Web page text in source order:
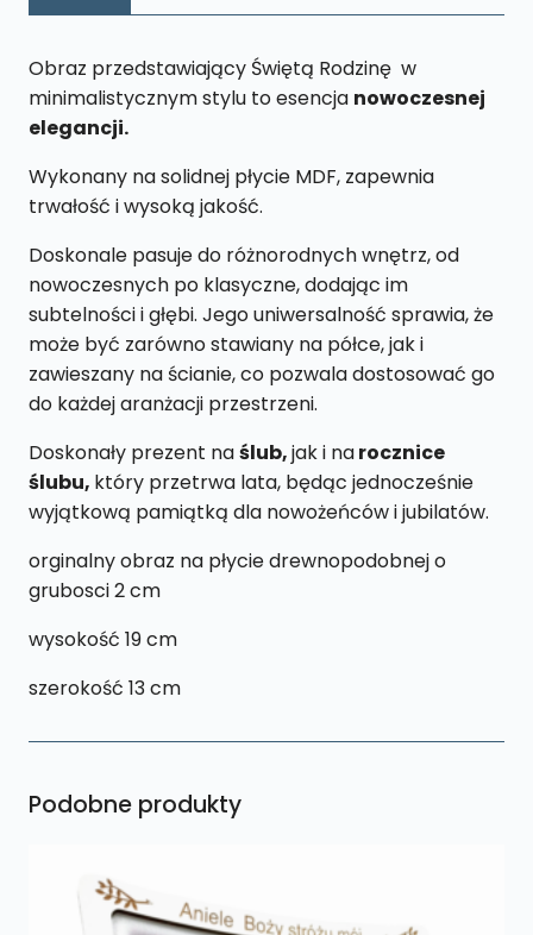
19
cm
Obraz przedstawiający Świętą Rodzinę w
minimalistycznym stylu to esencja nowoczesnej
elegancji.
Wykonany na solidnej płycie MDF, zapewnia
trwałość i wysoką jakość.
Doskonale pasuje do różnorodnych wnętrz, od
nowoczesnych po klasyczne, dodając im
subtelności i głębi. Jego uniwersalność sprawia, że
może być zarówno stawiany na półce, jak i
zawieszany na ścianie, co pozwala dostosować go
do każdej aranżacji przestrzeni.
Doskonały prezent naślub,jak i narocznice
ślubu, który przetrwa lata, będąc jednocześnie
wyjątkową pamiątką dla nowożeńców i jubilatów.
orginalny obraz na płycie drewnopodobnej o
grubosci 2 cm
wysokość 19 cm
szerokość 13 cm
Podobne produkty